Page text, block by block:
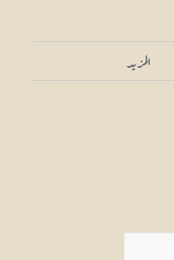
المزيد